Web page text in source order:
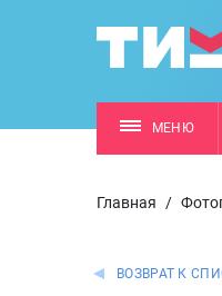
МЕНЮ
Главная /
ВОЗВРАТ К